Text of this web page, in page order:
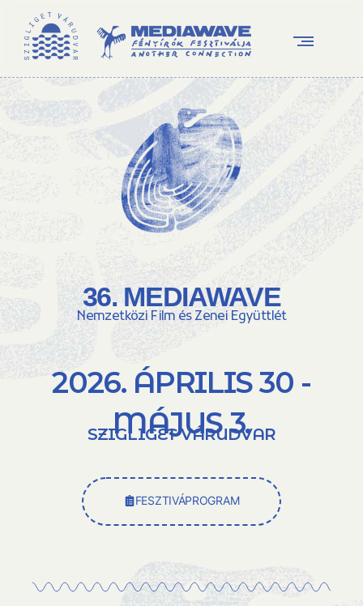
36. MEDIAWAVE
Nemzetközi Film és Zenei Együttlét
2026. ÁPRILIS 30 -
MÁJUS 3.
SZIGLIGET VÁRUDVAR
FESZTIVÁPROGRAM